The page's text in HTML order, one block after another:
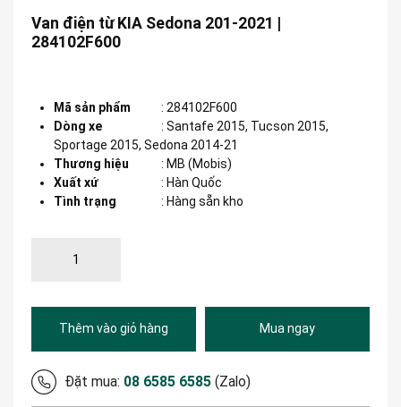
Van điện từ KIA Sedona 201-2021 |
284102F600
Mã sản phẩm : 284102F600
Dòng xe
: Santafe 2015, Tucson 2015,
Sportage 2015, Sedona 2014-21
Thương hiệu
: MB (Mobis)
Xuất xứ
: Hàn Quốc
Tình trạng
: Hàng sẵn kho
Thêm vào giỏ hàng Mua ngay
Đặt mua: 08 6585 6585 (Zalo)